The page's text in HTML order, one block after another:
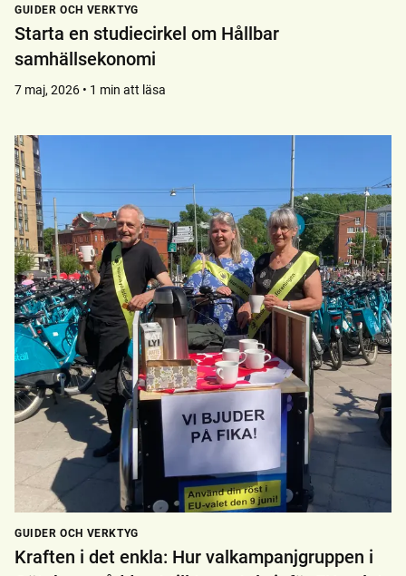
GUIDER OCH VERKTYG
Starta en studiecirkel om Hållbar
samhällsekonomi
7 maj, 2026 • 1 min att läsa
GUIDER OCH VERKTYG
Kraften i det enkla: Hur valkampanjgruppen i